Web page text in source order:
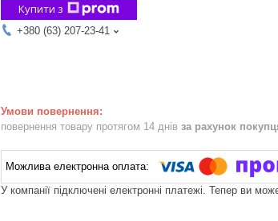
Купити з
+380 (63) 207-23-41
повернення товару протягом 14 днів за рахунок
У компанії підключені електронні платежі. Тепер ви